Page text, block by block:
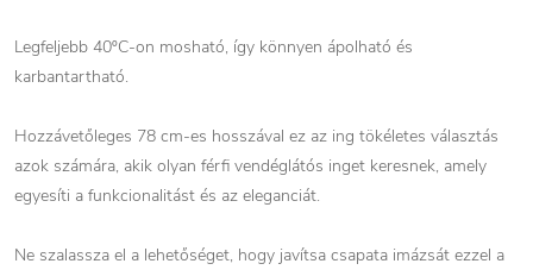
Legfeljebb 40ºC-on mosható, így könnyen ápolható és
karbantartható.
Hozzávetőleges 78 cm-es hosszával ez az ing tökéletes választás
azok számára, akik olyan férfi vendéglátós inget keresnek, amely
egyesíti a funkcionalitást és az eleganciát.
Ne szalassza el a lehetőséget, hogy javítsa csapata imázsát ezzel a